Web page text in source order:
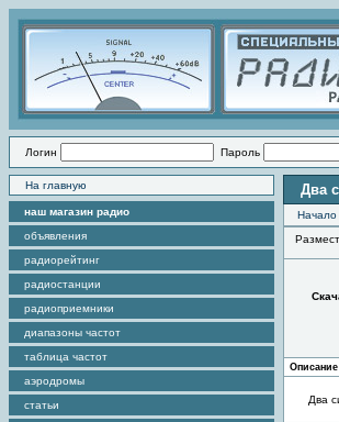
Логин Пароль
На главную
наш магазин радио
объявления
радиорейтинг
радиостанции
радиоприемники
диапазоны частот
таблица частот
аэродромы
статьи
Два
Начало
Два